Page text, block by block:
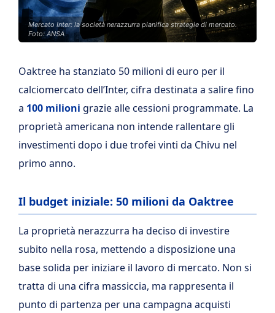
Mercato Inter: la società nerazzurra pianifica strategie di mercato.
Foto: ANSA
Oaktree ha stanziato 50 milioni di euro per il
calciomercato dell’Inter, cifra destinata a salire fino
a 100 milioni grazie alle cessioni programmate. La
proprietà americana non intende rallentare gli
investimenti dopo i due trofei vinti da Chivu nel
primo anno.
Il budget iniziale: 50 milioni da Oaktree
La proprietà nerazzurra ha deciso di investire
subito nella rosa, mettendo a disposizione una
base solida per iniziare il lavoro di mercato. Non si
tratta di una cifra massiccia, ma rappresenta il
punto di partenza per una campagna acquisti